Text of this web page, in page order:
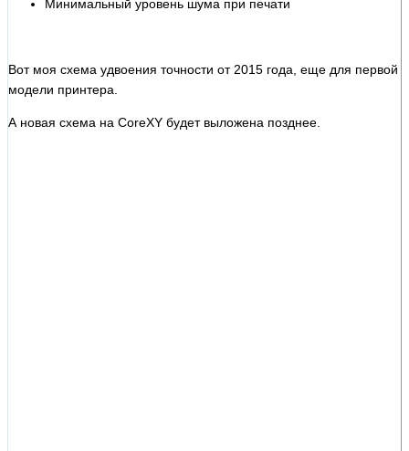
Минимальный уровень шума при печати
Вот моя схема удвоения точности от 2015 года, еще для первой
модели принтера.
А новая схема на CoreXY будет выложена позднее.